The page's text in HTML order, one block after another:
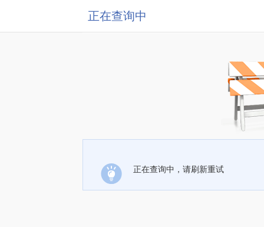
正在查询中
正在查询中，请刷新重试